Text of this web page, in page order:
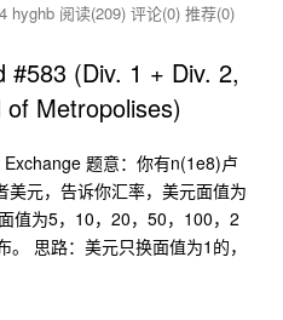
hyghb 阅读(209) 评论(0) 推荐(0)
#583 (Div. 1 + Div. 2,
Metropolises)
题意：你有n(1e8)卢
元，告诉你汇率，美元面值为
值为5，10，20，50，100，2
思路：美元只换面值为1的，